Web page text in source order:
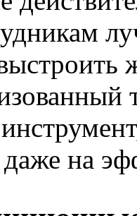
даже на